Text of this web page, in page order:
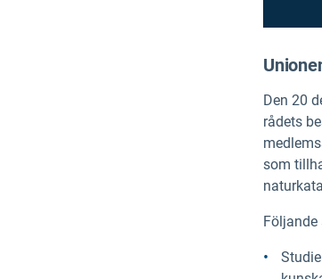
Den 20
rådets
som